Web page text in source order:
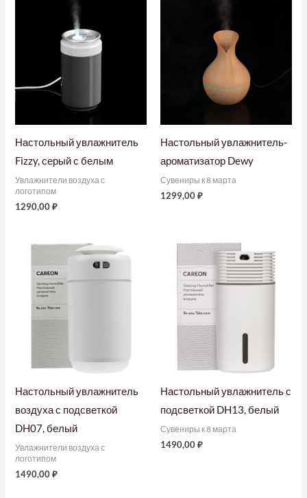
Настольный увлажнитель
Fizzy, серый с белым
Увлажнители воздуха с
логотипом
1290,00₽
Настольный увлажнитель-
ароматизатор Dewy
Сувениры к 8 марта
1299,00₽
Настольный увлажнитель
воздуха с подсветкой
DH07, белый
Увлажнители воздуха с
логотипом
1490,00₽
Настольный увлажнитель с
подсветкой DH13, белый
Сувениры к 8 марта
1490,00₽